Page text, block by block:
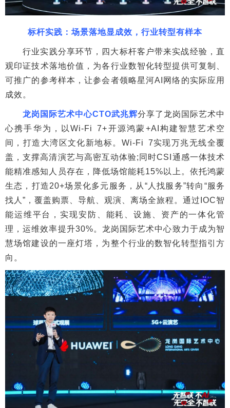
标杆实践：场景落地显成效，行业转型有样本
行业实践分享环节，四大标杆客户带来实战经验，直
观印证技术落地价值，为各行业数智化转型提供可复制、
可推广的参考样本，让参会者领略星河AI网络的实际应用
成效。
龙岗国际艺术中心CTO武兆辉分享了龙岗国际艺术中
心携手华为，以Wi-Fi 7+开源鸿蒙+AI构建智慧艺术空
间，打造大湾区文化新地标。Wi-Fi 7实现万兆无线全覆
盖，支撑高清演艺与高密互动体验;同时CSI通感一体技术
能精准感知人员存在，降低场馆能耗15%以上。依托鸿蒙
生态，打造20+场景化多元服务，从“人找服务”转向“服务
找人”，覆盖购票、导航、观演、离场全旅程。通过IOC智
能运维平台，实现安防、能耗、设施、资产的一体化管
理，运维效率提升30%。龙岗国际艺术中心致力于成为智
慧场馆建设的一座灯塔，为整个行业的数智化转型指引方
向。